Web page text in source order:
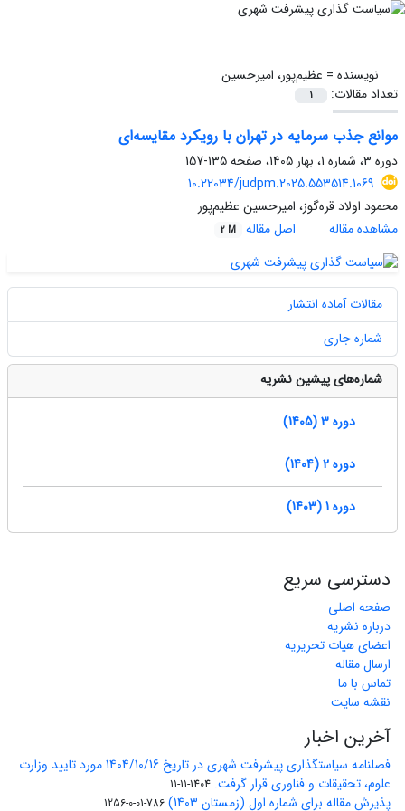
نویسنده = عظیم‌پور، امیرحسین
تعداد مقالات:
1
موانع جذب سرمایه در تهران با رویکرد مقایسه‌ای
دوره 3، شماره 1، بهار 1405، صفحه
135-157
10.22034/judpm.2025.553514.1069
محمود اولاد قره‌گوز، امیرحسین عظیم‌پور
مشاهده مقاله
اصل مقاله 2 M
مقالات آماده انتشار
شماره جاری
شماره‌های پیشین نشریه
دوره 3 (1405)
دوره 2 (1404)
دوره 1 (1403)
دسترسی سریع
صفحه اصلی
درباره نشریه
اعضای هیات تحریریه
ارسال مقاله
تماس با ما
نقشه سایت
آخرین اخبار
فصلنامه سیاستگذاری پیشرفت شهری در تاریخ 1404/10/16 مورد تایید وزارت
علوم، تحقیقات و فناوری قرار گرفت. 1404-11-11
پذیرش مقاله برای شماره اول (زمستان 1403) 786-01-0-1256